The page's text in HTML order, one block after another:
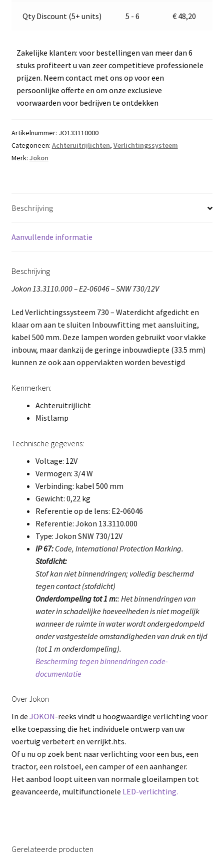
Qty Discount (5+ units) 5 - 6 € 48,20
Zakelijke klanten: voor bestellingen van meer dan 6
stuks profiteert u van zeer competitieve professionele
prijzen. Neem contact met ons op voor een
persoonlijke offerte en om onze exclusieve
voorwaarden voor bedrijven te ontdekken
Artikelnummer: JO133110000
Categorieën: Achteruitrijlichten, Verlichtingssysteem
Merk: Jokon
Beschrijving
Aanvullende informatie
Beschrijving
Jokon 13.3110.000 – E2-06046 – SNW 730/12V
Led Verlichtingssysteem 730 – Waterdicht afgedicht en
klaar om aan te sluiten Inbouwfitting met aansluiting,
kabel 500 mm. Deze lampen worden gebruikt voor vlakke
inbouw, maar dankzij de geringe inbouwdiepte (33.5 mm)
kunnen ze ook aan oppervlakten worden bevestigd
Kenmerken:
Achteruitrijlicht
Mistlamp
Technische gegevens:
Voltage: 12V
Vermogen: 3/4 W
Verbinding: kabel 500 mm
Gewicht: 0,22 kg
Referentie op de lens: E2-06046
Referentie: Jokon 13.3110.000
Type: Jokon SNW 730/12V
IP 67:Code, International Protection Marking.
Stofdicht:
Stof kan niet binnendringen; volledig beschermd
tegen contact (stofdicht)
Onderdompeling tot 1 m:: Het binnendringen van
water in schadelijke hoeveelheden is niet mogelijk
wanneer de ruimte in water wordt ondergedompeld
onder vastgestelde omstandigheden van druk en tijd
(tot 1 m onderdompeling).
Bescherming tegen binnendringen code-
documentatie
Over Jokon
In de JOKON-reeks vindt u hoogwaardige verlichting voor
elke toepassing die het individuele ontwerp van uw
voertuig verbetert en verrijkt.hts.
Of u nu op zoek bent naar verlichting voor een bus, een
tractor, een rolstoel, een camper of een aanhanger.
Het aanbod loopt uiteen van normale gloeilampen tot
geavanceerde, multifunctionele LED-verlichting.
Gerelateerde producten